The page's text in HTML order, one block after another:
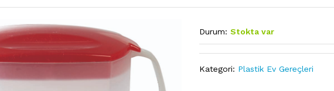
Durum: Stokta var
Kategori: Plastik Ev Gereçleri